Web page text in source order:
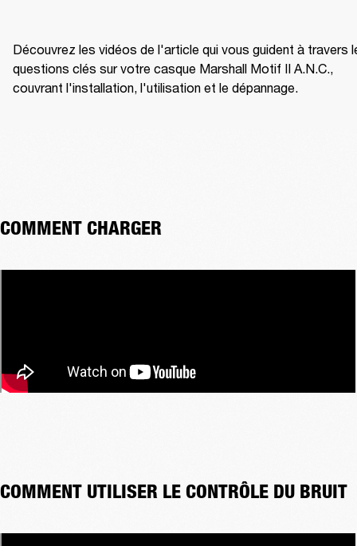
Découvrez les vidéos de l'article qui vous guident à travers
questions clés sur votre casque Marshall Motif II A.N.C.,
couvrant l'installation, l'utilisation et le dépannage.
COMMENT CHARGER
COMMENT UTILISER LE CONTRÔLE DU BRUIT